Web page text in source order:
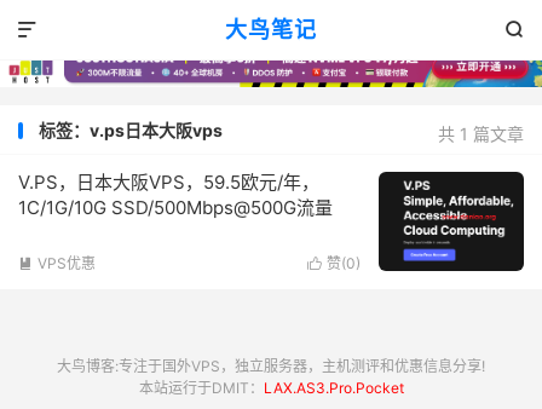
大鸟笔记 

共 1 篇文章
标签：v.ps日本大阪vps
V.PS，日本大阪VPS，59.5欧元/年，
1C/1G/10G SSD/500Mbps@500G流量
 赞(0)
 VPS优惠
大鸟博客:专注于国外VPS，独立服务器，主机测评和优惠信息分享!
本站运行于DMIT： LAX.AS3.Pro.Pocket